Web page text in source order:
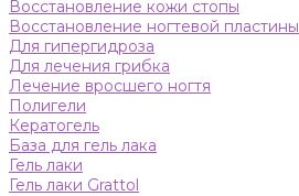
Восстановление кожи стопы
Восстановление ногтевой пластины
Для гипергидроза
Для лечения грибка
Лечение вросшего ногтя
Полигели
Кератогель
База для гель лака
Гель лаки
Гель лаки Grattol